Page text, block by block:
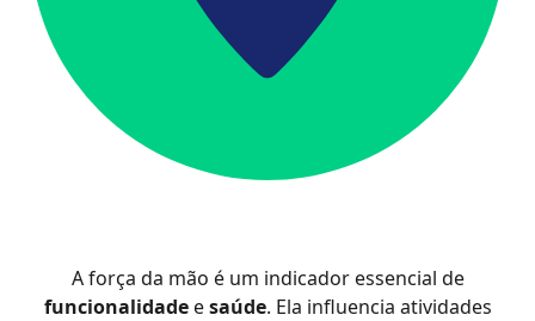
A força da mão é um indicador essencial de
funcionalidade esaúde. Ela influencia atividades